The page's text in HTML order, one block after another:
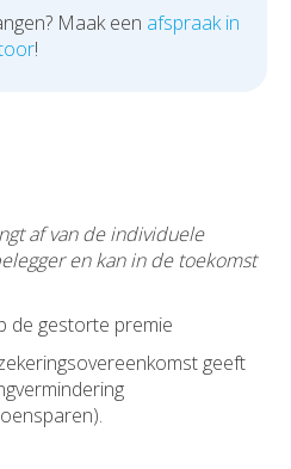
Maak een afspraak in
!
af van de individuele
en kan in de toekomst
de gestorte premie
geeft